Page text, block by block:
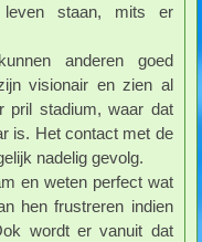
staan, mits er
anderen goed
visionair en zien al
pril stadium, waar dat
is. Het contact met de
nadelig gevolg.
en weten perfect wat
hen frustreren indien
wordt er vanuit dat